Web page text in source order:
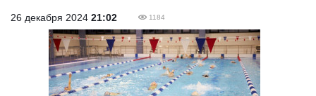
26 декабря 2024 21:02 1184